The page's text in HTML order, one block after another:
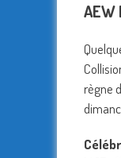
AEW
règne